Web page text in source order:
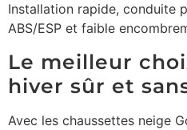
Installation rapide, conduite
ABS/ESP et faible
Le meilleur
hiver sûr et
Avec les chaussettes neige